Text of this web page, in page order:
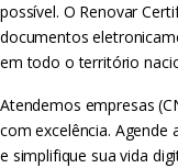
possível. O Renovar
documentos
em todo o território
Atendemos empresas
com excelência.
e simplifique sua vida